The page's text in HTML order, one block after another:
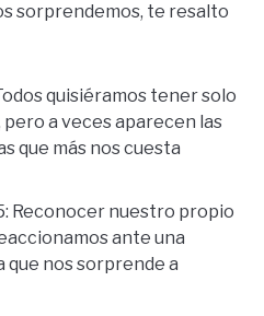
sorprendemos, te resalto
quisiéramos tener solo
a veces aparecen las
que más nos cuesta
Reconocer nuestro propio
ante una
que nos sorprende a